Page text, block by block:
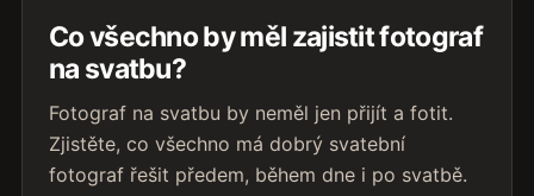
Co všechno by měl zajistit fotograf
na svatbu?
Fotograf na svatbu by neměl jen přijít a fotit.
Zjistěte, co všechno má dobrý svatební
fotograf řešit předem, během dne i po svatbě.